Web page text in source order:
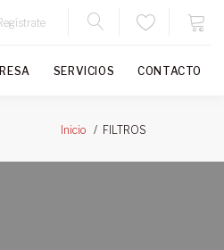
SERVICIOS CONTACTO
Inicio FILTROS